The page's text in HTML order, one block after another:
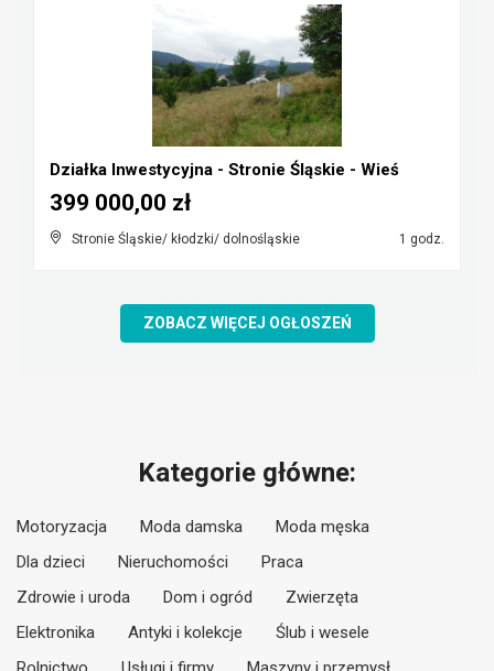
Działka Inwestycyjna - Stronie Śląskie - Wieś
Stronie Śląskie/ kłodzki/ dolnośląskie 1 godz.
399 000,00 zł
ZOBACZ WIĘCEJ OGŁOSZEŃ
Kategorie główne:
Motoryzacja Moda damska
Moda męska
Dla dzieci
Nieruchomości
Praca
Zdrowie i uroda
Dom i ogród
Zwierzęta
Elektronika
Antyki i kolekcje
Ślub i wesele